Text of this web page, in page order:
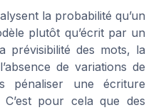
la probabilité qu’un
plutôt qu’écrit par un
prévisibilité des mots, la
de variations de
pénaliser une écriture
C’est pour cela que des